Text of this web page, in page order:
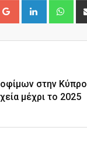
Google+ LinkedIn
στην Κύπρο
μέχρι το 2025